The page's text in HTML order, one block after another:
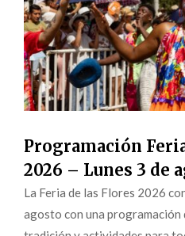
Programación
2026 – Lunes 3 de
La Feria de las Flores 2026
agosto con una programación